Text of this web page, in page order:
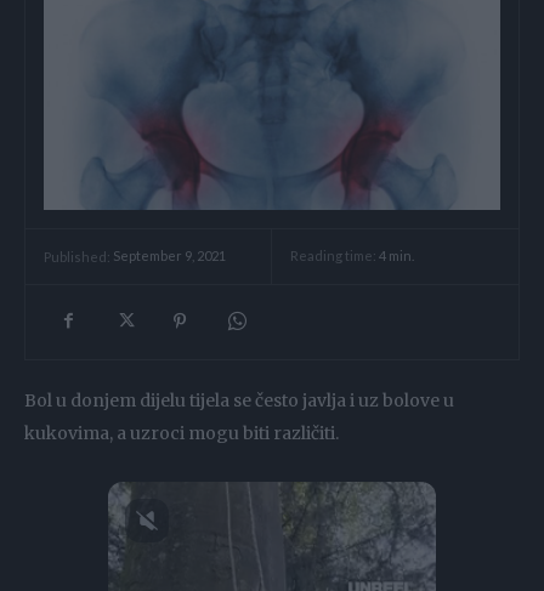
Published: September 9, 2021 Reading time: 4 min.
Bol u donjem dijelu tijela se često javlja i uz bolove u
kukovima, a uzroci mogu biti različiti.